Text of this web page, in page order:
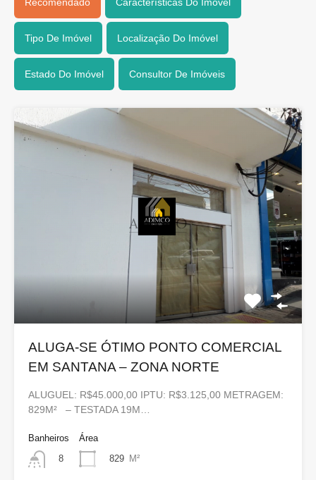
Tipo De Imóvel Localização Do Imóvel
Estado Do Imóvel Consultor De Imóveis
ALUGA-SE ÓTIMO PONTO COMERCIAL
EM SANTANA – ZONA NORTE
ALUGUEL: R$45.000,00 IPTU: R$3.125,00 METRAGEM:
829M² – TESTADA 19M…
Banheiros
8
Área
829 M²